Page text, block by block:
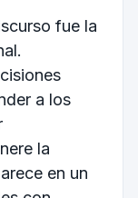
fue la
a los
la
en un